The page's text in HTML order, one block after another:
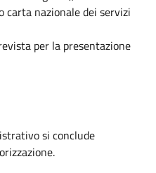
carta nazionale dei servizi
per la presentazione
si conclude